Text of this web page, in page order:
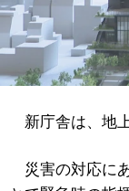
新庁舎は、地
災害の対応に